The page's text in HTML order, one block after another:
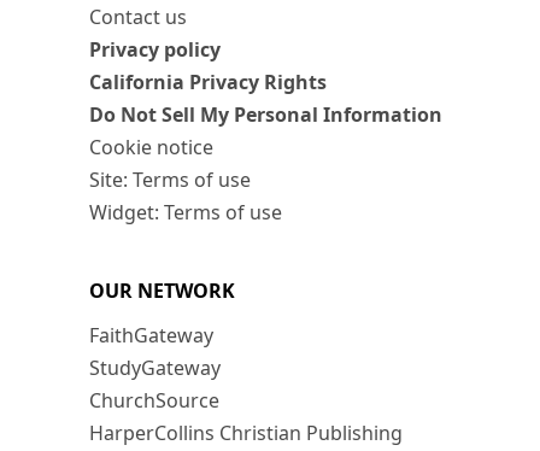
Contact us
Privacy policy
California Privacy Rights
Do Not Sell My Personal Information
Cookie notice
Site: Terms of use
Widget: Terms of use
OUR NETWORK
FaithGateway
StudyGateway
ChurchSource
HarperCollins Christian Publishing